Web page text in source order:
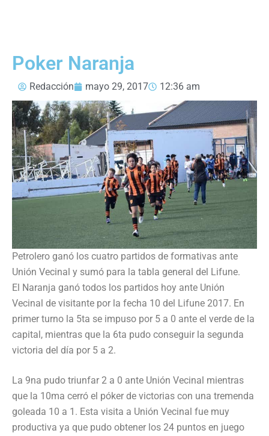
Poker Naranja
Redacción mayo 29, 2017 12:36 am
Petrolero ganó los cuatro partidos de formativas ante
Unión Vecinal y sumó para la tabla general del Lifune.
El Naranja ganó todos los partidos hoy ante Unión
Vecinal de visitante por la fecha 10 del Lifune 2017. En
primer turno la 5ta se impuso por 5 a 0 ante el verde de la
capital, mientras que la 6ta pudo conseguir la segunda
victoria del día por 5 a 2.
La 9na pudo triunfar 2 a 0 ante Unión Vecinal mientras
que la 10ma cerró el póker de victorias con una tremenda
goleada 10 a 1. Esta visita a Unión Vecinal fue muy
productiva ya que pudo obtener los 24 puntos en juego